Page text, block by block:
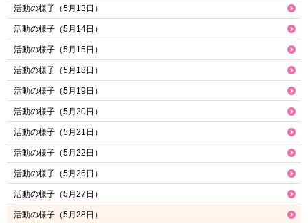
活動の様子（5月13日）
活動の様子（5月14日）
活動の様子（5月15日）
活動の様子（5月18日）
活動の様子（5月19日）
活動の様子（5月20日）
活動の様子（5月21日）
活動の様子（5月22日）
活動の様子（5月26日）
活動の様子（5月27日）
活動の様子（5月28日）